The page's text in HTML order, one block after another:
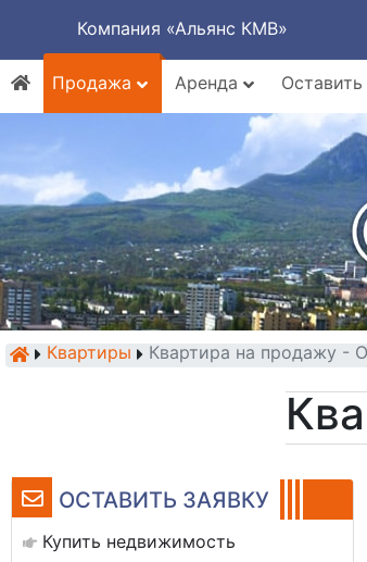
Компания «Альянс КМВ»
Продажа
Аренда Оставить
Квартиры Квартира на продажу -
ОСТАВИТЬ ЗАЯВКУ
Купить недвижимость